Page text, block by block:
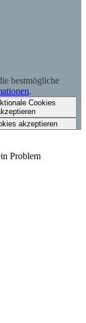
bestmögliche
.
Cookies
akzeptieren
Problem